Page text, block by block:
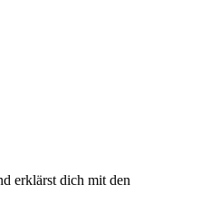
erklärst dich mit den